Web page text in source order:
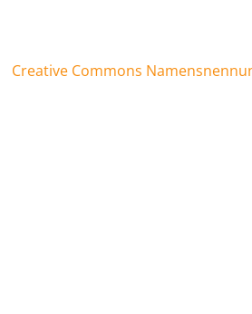
Creative Commons